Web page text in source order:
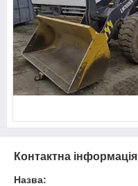
Контактна інформація
Назва: